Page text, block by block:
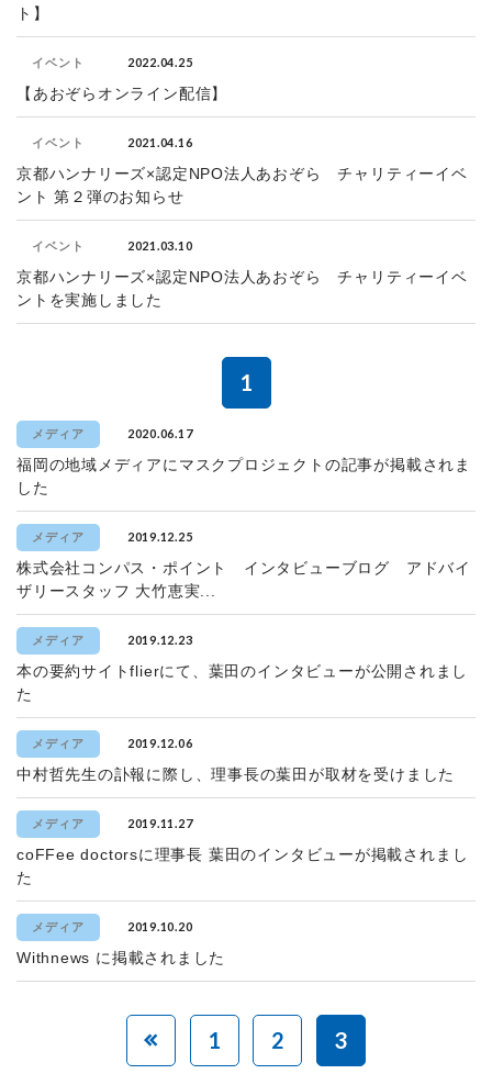
ト】
イベント 2022.04.25
【あおぞらオンライン配信】
イベント 2021.04.16
京都ハンナリーズ×認定NPO法人あおぞら チャリティーイベ
ント 第２弾のお知らせ
イベント 2021.03.10
京都ハンナリーズ×認定NPO法人あおぞら チャリティーイベ
ントを実施しました
1
メディア 2020.06.17
福岡の地域メディアにマスクプロジェクトの記事が掲載されま
した
メディア 2019.12.25
株式会社コンパス・ポイント インタビューブログ アドバイ
ザリースタッフ 大竹恵実...
メディア 2019.12.23
本の要約サイトflierにて、葉田のインタビューが公開されまし
た
メディア 2019.12.06
中村哲先生の訃報に際し、理事長の葉田が取材を受けました
メディア 2019.11.27
coFFee doctorsに理事長 葉田のインタビューが掲載されまし
た
メディア 2019.10.20
Withnews に掲載されました
1 2 3